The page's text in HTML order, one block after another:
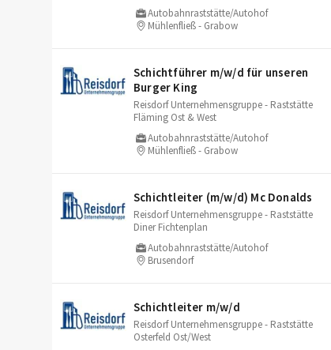
Autobahnraststätte/Autohof
Mühlenfließ - Grabow
Schichtführer m/​w/​d für unseren
Burger King
Reisdorf Unternehmensgruppe - Raststätte
Fläming Ost & West
Autobahnraststätte/Autohof
Mühlenfließ - Grabow
Schichtleiter (m/​w/​d) Mc Donalds
Reisdorf Unternehmensgruppe - Raststätte
Diner Fichtenplan
Autobahnraststätte/Autohof
Brusendorf
Schichtleiter m/​w/​d
Reisdorf Unternehmensgruppe - Raststätte
Osterfeld Ost/West